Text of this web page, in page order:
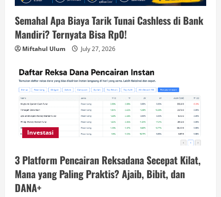
Semahal Apa Biaya Tarik Tunai Cashless di Bank
Mandiri? Ternyata Bisa Rp0!
Miftahul Ulum July 27, 2026
Investasi
3 Platform Pencairan Reksadana Secepat Kilat,
Mana yang Paling Praktis? Ajaib, Bibit, dan
DANA+